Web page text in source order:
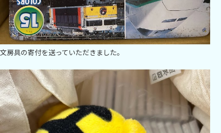
文房具の寄付を送っていただきました。